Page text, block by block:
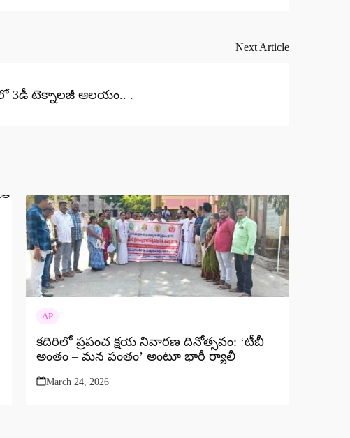
Next Article
3డీ టెక్నాలజీ ఆలయం.. .
AP
కదిరిలో ప్రపంచ క్షయ నివారణ దినోత్సవం: ‘టీబీ
అంతం – మన పంతం’ అంటూ భారీ ర్యాలీ
March 24, 2026